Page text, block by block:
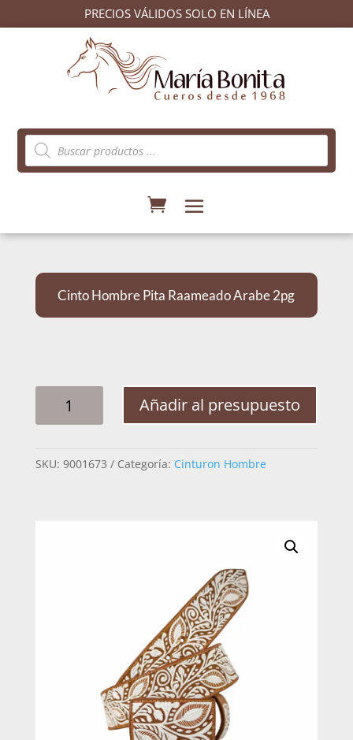
PRECIOS VÁLIDOS SOLO EN LÍNEA
Búsqueda
de
productos
Cinto Hombre Pita Raameado Arabe 2pg
HOMBRE
ARABE
Añadir al presupuesto
SKU: 9001673 Categoría: Cinturon Hombre